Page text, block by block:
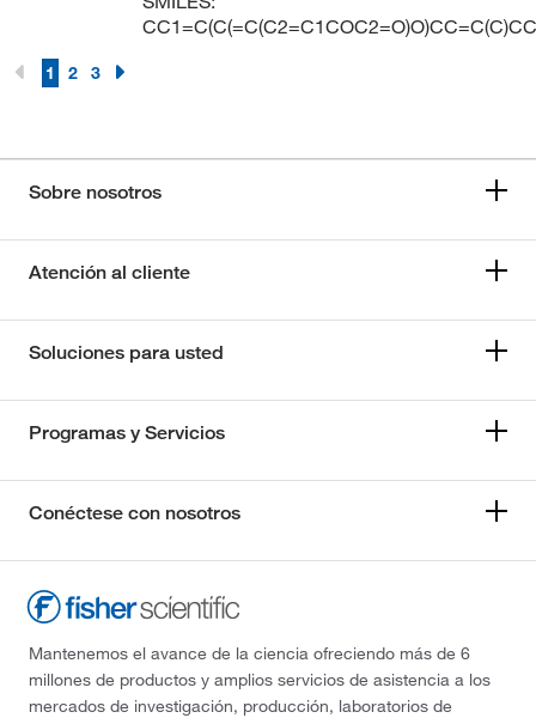
1 2 3
Sobre nosotros
Atención al cliente
Soluciones para usted
Programas y Servicios
Conéctese con nosotros
Mantenemos el avance de la ciencia ofreciendo más de 6
millones de productos y amplios servicios de asistencia a los
mercados de investigación, producción, laboratorios de